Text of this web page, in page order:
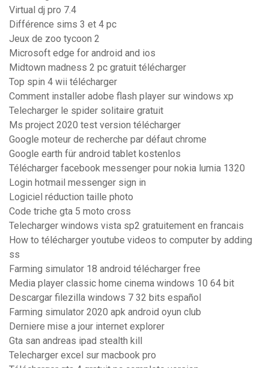
Virtual dj pro 7.4
Différence sims 3 et 4 pc
Jeux de zoo tycoon 2
Microsoft edge for android and ios
Midtown madness 2 pc gratuit télécharger
Top spin 4 wii télécharger
Comment installer adobe flash player sur windows xp
Telecharger le spider solitaire gratuit
Ms project 2020 test version télécharger
Google moteur de recherche par défaut chrome
Google earth für android tablet kostenlos
Télécharger facebook messenger pour nokia lumia 1320
Login hotmail messenger sign in
Logiciel réduction taille photo
Code triche gta 5 moto cross
Telecharger windows vista sp2 gratuitement en francais
How to télécharger youtube videos to computer by adding
ss
Farming simulator 18 android télécharger free
Media player classic home cinema windows 10 64 bit
Descargar filezilla windows 7 32 bits español
Farming simulator 2020 apk android oyun club
Derniere mise a jour internet explorer
Gta san andreas ipad stealth kill
Telecharger excel sur macbook pro